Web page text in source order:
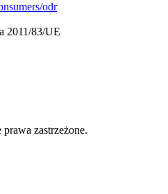
odr
2011/83/UE
zastrzeżone.